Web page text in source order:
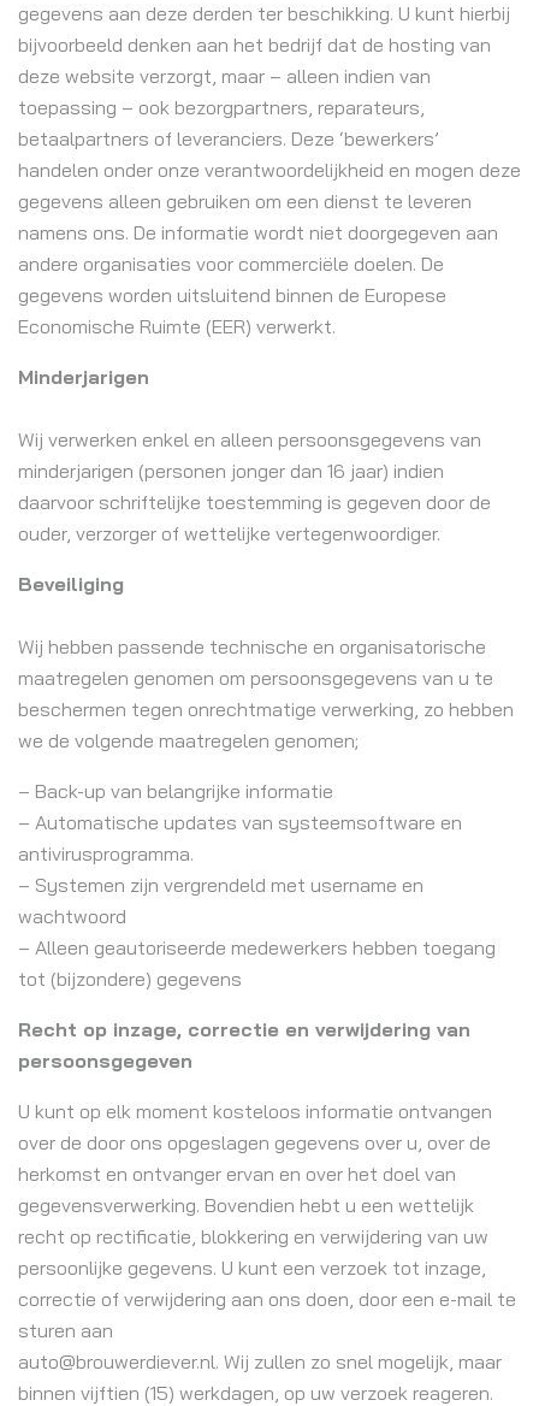
gegevens aan deze derden ter beschikking. U kunt hierbij
bijvoorbeeld denken aan het bedrijf dat de hosting van
deze website verzorgt, maar – alleen indien van
toepassing – ook bezorgpartners, reparateurs,
betaalpartners of leveranciers. Deze ‘bewerkers’
handelen onder onze verantwoordelijkheid en mogen deze
gegevens alleen gebruiken om een dienst te leveren
namens ons. De informatie wordt niet doorgegeven aan
andere organisaties voor commerciële doelen. De
gegevens worden uitsluitend binnen de Europese
Economische Ruimte (EER) verwerkt.
Minderjarigen
Wij verwerken enkel en alleen persoonsgegevens van
minderjarigen (personen jonger dan 16 jaar) indien
daarvoor schriftelijke toestemming is gegeven door de
ouder, verzorger of wettelijke vertegenwoordiger.
Beveiliging
Wij hebben passende technische en organisatorische
maatregelen genomen om persoonsgegevens van u te
beschermen tegen onrechtmatige verwerking, zo hebben
we de volgende maatregelen genomen;
– Back-up van belangrijke informatie
– Automatische updates van systeemsoftware en
antivirusprogramma.
– Systemen zijn vergrendeld met username en
wachtwoord
– Alleen geautoriseerde medewerkers hebben toegang
tot (bijzondere) gegevens
Recht op inzage, correctie en verwijdering van
persoonsgegeven
U kunt op elk moment kosteloos informatie ontvangen
over de door ons opgeslagen gegevens over u, over de
herkomst en ontvanger ervan en over het doel van
gegevensverwerking. Bovendien hebt u een wettelijk
recht op rectificatie, blokkering en verwijdering van uw
persoonlijke gegevens. U kunt een verzoek tot inzage,
correctie of verwijdering aan ons doen, door een e-mail te
sturen aan
auto@brouwerdiever.nl. Wij zullen zo snel mogelijk, maar
binnen vijftien (15) werkdagen, op uw verzoek reageren.